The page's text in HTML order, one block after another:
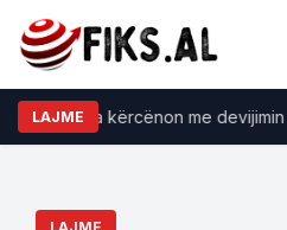
LAJME
Serbia kërcënon me devijimin e